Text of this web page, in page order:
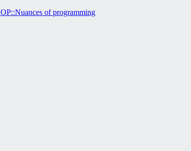
of programming